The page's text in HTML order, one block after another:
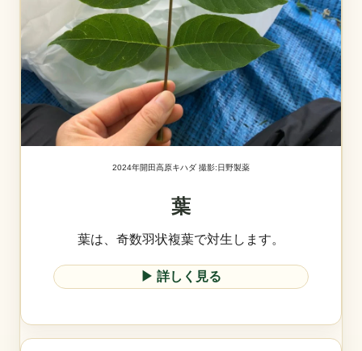
2024年開田高原キハダ 撮影:日野製薬
葉
葉は、奇数羽状複葉で対生します。
▶︎ 詳しく見る